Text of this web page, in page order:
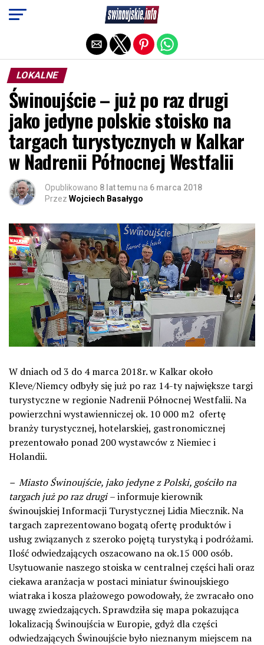
LOKALNE
Świnoujście – już po raz drugi
jako jedyne polskie stoisko na
targach turystycznych w Kalkar
w Nadrenii Północnej Westfalii
Opublikowano 8 lat temu na 6 marca 2018
Przez Wojciech Basałygo
W dniach od 3 do 4 marca 2018r. w Kalkar około
Kleve/Niemcy odbyły się już po raz 14-ty największe targi
turystyczne w regionie Nadrenii Północnej Westfalii. Na
powierzchni wystawienniczej ok. 10 000 m2 ofertę
branży turystycznej, hotelarskiej, gastronomicznej
prezentowało ponad 200 wystawców z Niemiec i
Holandii.
– Miasto Świnoujście, jako jedyne z Polski, gościło na
targach już po raz drugi– informuje kierownik
świnoujskiej Informacji Turystycznej Lidia Miecznik. Na
targach zaprezentowano bogatą ofertę produktów i
usług związanych z szeroko pojętą turystyką i podróżami.
Ilość odwiedzających oszacowano na ok.15 000 osób.
Usytuowanie naszego stoiska w centralnej części hali oraz
ciekawa aranżacja w postaci miniatur świnoujskiego
wiatraka i kosza plażowego powodowały, że zwracało ono
uwagę zwiedzających. Sprawdziła się mapa pokazująca
lokalizacją Świnoujścia w Europie, gdyż dla części
odwiedzających Świnoujście było nieznanym miejscem na
Exit mobile version